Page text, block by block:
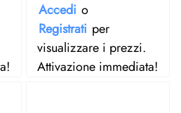
Accedi o
Registrati per
visualizzare i prezzi.
Attivazione immediata!